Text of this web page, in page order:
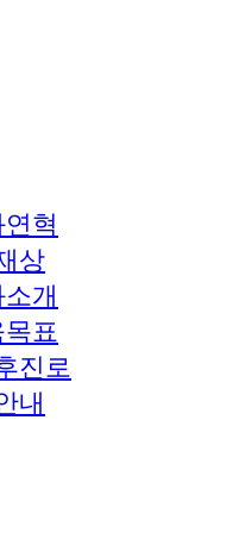
혁
상
개
표
진로
내